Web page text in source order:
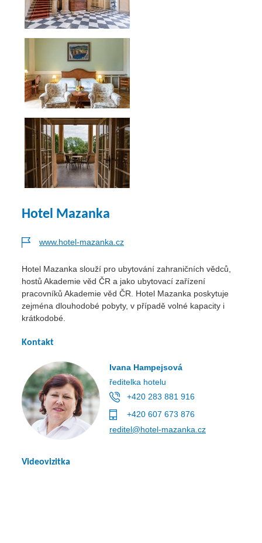
Hotel Mazanka
www.hotel-mazanka.cz
Hotel Mazanka slouží pro ubytování zahraničních vědců,
hostů Akademie věd ČR a jako ubytovací zařízení
pracovníků Akademie věd ČR. Hotel Mazanka poskytuje
zejména dlouhodobé pobyty, v případě volné kapacity i
krátkodobé.
Kontakt
Ivana Hampejsová
ředitelka hotelu
+420 283 881 916
+420 607 673 876
reditel@hotel-mazanka.cz
Videovizitka